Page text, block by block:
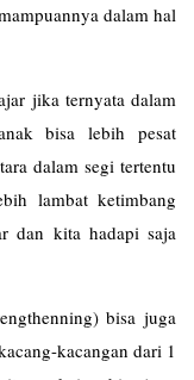
dalam hal
jika ternyata dalam
bisa lebih pesat
dalam segi tertentu
lambat ketimbang
dan kita hadapi saja
bisa juga
kacangan dari 1